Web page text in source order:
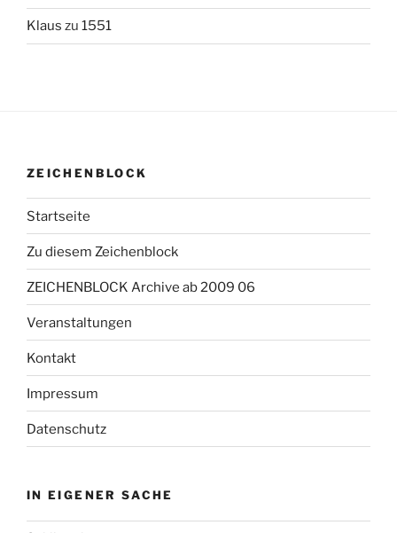
Klaus zu 1551
ZEICHENBLOCK
Startseite
Zu diesem Zeichenblock
ZEICHENBLOCK Archive ab 2009 06
Veranstaltungen
Kontakt
Impressum
Datenschutz
IN EIGENER SACHE